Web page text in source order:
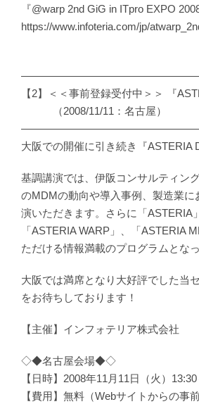
『@warp 2nd GiG in ITpro EXPO
https://www.infoteria.com/jp/
【2】＜＜事前登録受付中＞＞ 『
（2008/11/11：名古屋）
大阪での開催に引き続き『ASTERIA
基調講演では、伊阪コンサルティン
のMDMの動向や導入事例、製造業
演いただきます。さらに「ASTERIA
「ASTERIA WARP」、「ASTERIA
ただける情報満載のプログラムとな
大阪では満席となり大好評でした当
をお待ちしております！
【主催】インフォテリア株式会社
◇◆名古屋会場◆◇
【日時】2008年11月11日（火）
【費用】無料（Webサイトからの事